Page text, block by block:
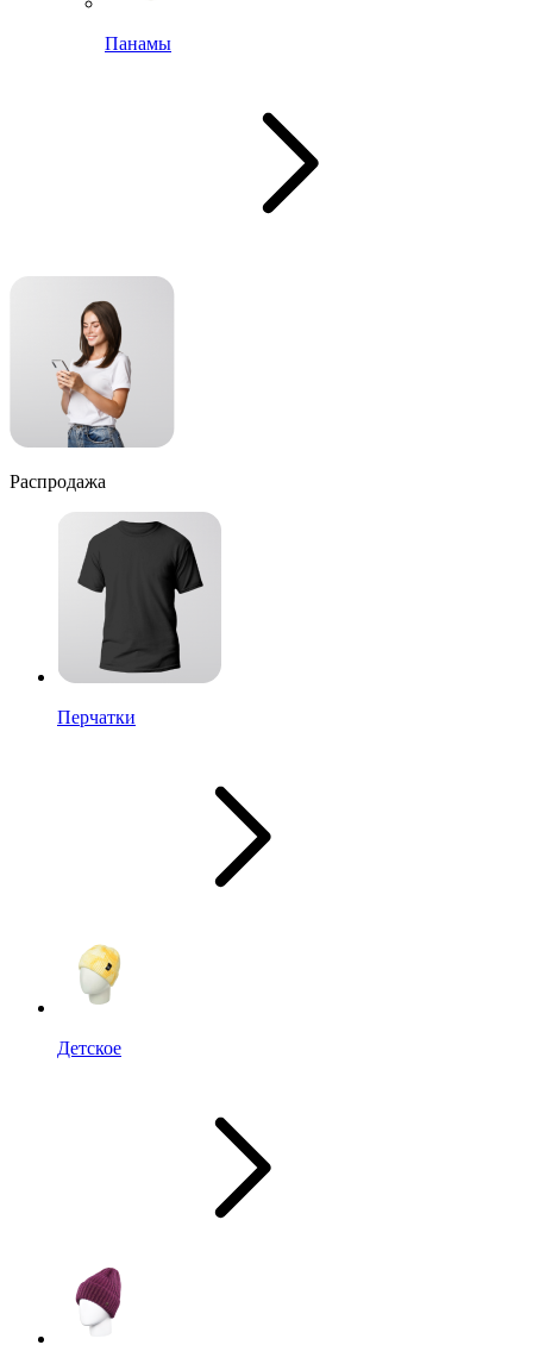
Панамы
Распродажа
Перчатки
Детское